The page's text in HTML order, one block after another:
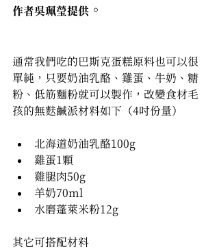
作者吳珮瑩提供 。
通常我們吃的巴斯克蛋糕原料也可以很
單純，只要奶油乳酪、雞蛋、牛奶、糖
粉、低筋麵粉就可以製作，改變食材毛
孩的無麩鹹派材料如下（4吋份量）
北海道奶油乳酪100g
雞蛋1顆
雞腿肉50g
羊奶70ml
水磨蓬萊米粉12g
其它可搭配材料